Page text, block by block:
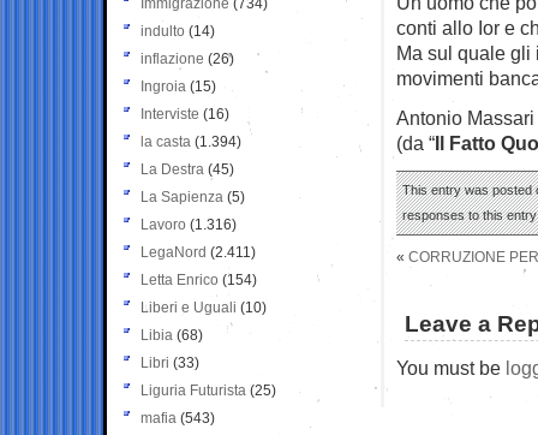
conti allo Ior e
Ma sul quale gli
movimenti
Antonio
(da “Il Fatto
This entry was posted
responses to this
« CORRUZIONE
Leave a
You must be
Immigrazione (734)
indulto (14)
inflazione (26)
Ingroia (15)
Interviste (16)
la casta (1.394)
La Destra (45)
La Sapienza (5)
Lavoro (1.316)
LegaNord (2.411)
Letta Enrico (154)
Liberi e Uguali (10)
Libia (68)
Libri (33)
Liguria Futurista (25)
mafia (543)